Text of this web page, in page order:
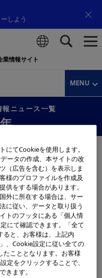
しよう
業情報サイト
MENU
ニュース一覧
情報を掲載
らせ
Ltd.の株式の取
るお知らせ
にてCookieを使用します。
ータの作成、本サイトの改
（広告を含む）を表示しま
様のプロファイルを作成及
供をする場合があります。
外に所在する場合は、サー
に従い、データと取り扱う
トのフッタにある「個人情
にて確認できます。「全て
ると、お客様は、上記内
、Cookie設定に従い全ての
こととなります。お客様
定をクリックすることで、
きます。